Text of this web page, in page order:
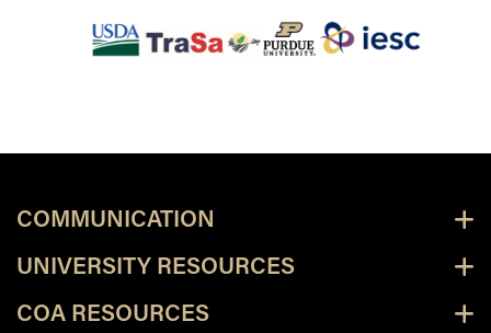
COMMUNICATION
UNIVERSITY RESOURCES
COA RESOURCES